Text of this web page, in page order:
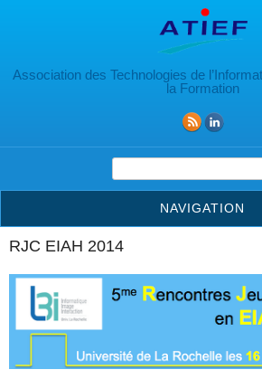
Association des Technologies de
la Formation
Formulaire de recherche
NAVIGATION
RJC EIAH 2014